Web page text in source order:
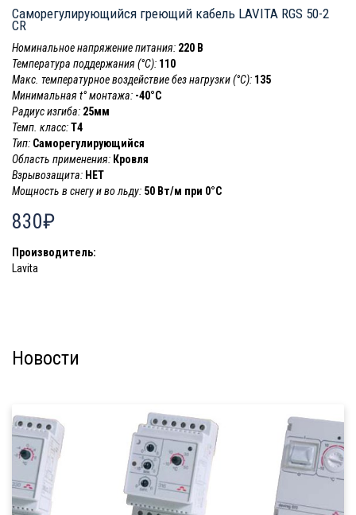
Саморегулирующийся греющий кабель LAVITA RGS 50-2
CR
Номинальное напряжение питания: 220 В
Температура поддержания (°С): 110
Макс. температурное воздействие без нагрузки (°С): 135
Минимальная t° монтажа: -40°С
Радиус изгиба: 25мм
Темп. класс:T4
Тип: Саморегулирующийся
Область применения: Кровля
Взрывозащита: НЕТ
Мощность в снегу и во льду: 50 Вт/м при 0°C
830₽
Производитель:
Lavita
Новости